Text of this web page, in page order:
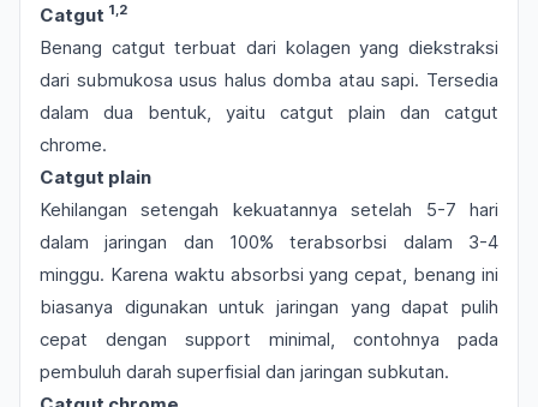
Catgut 1,2
Benang catgut terbuat dari kolagen yang diekstraksi
dari submukosa usus halus domba atau sapi. Tersedia
dalam dua bentuk, yaitu catgut plain dan catgut
chrome.
Catgut plain
Kehilangan setengah kekuatannya setelah 5-7 hari
dalam jaringan dan 100% terabsorbsi dalam 3-4
minggu. Karena waktu absorbsi yang cepat, benang ini
biasanya digunakan untuk jaringan yang dapat pulih
cepat dengan support minimal, contohnya pada
pembuluh darah superfisial dan jaringan subkutan.